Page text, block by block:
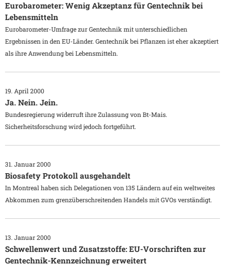
Eurobarometer: Wenig Akzeptanz für Gentechnik bei
Lebensmitteln
Eurobarometer-Umfrage zur Gentechnik mit unterschiedlichen
Ergebnissen in den EU-Länder. Gentechnik bei Pflanzen ist eher akzeptiert
als ihre Anwendung bei Lebensmitteln.
19. April 2000
Ja. Nein. Jein.
Bundesregierung widerruft ihre Zulassung von Bt-Mais.
Sicherheitsforschung wird jedoch fortgeführt.
31. Januar 2000
Biosafety Protokoll ausgehandelt
In Montreal haben sich Delegationen von 135 Ländern auf ein weltweites
Abkommen zum grenzüberschreitenden Handels mit GVOs verständigt.
13. Januar 2000
Schwellenwert und Zusatzstoffe: EU-Vorschriften zur
Gentechnik-Kennzeichnung erweitert